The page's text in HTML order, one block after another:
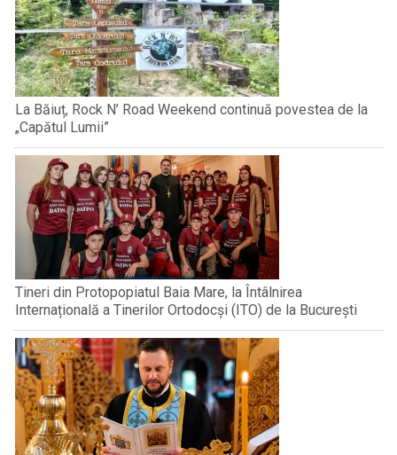
La Băiuț, Rock N’ Road Weekend continuă povestea de la
„Capătul Lumii”
Tineri din Protopopiatul Baia Mare, la Întâlnirea
Internațională a Tinerilor Ortodocși (ITO) de la București